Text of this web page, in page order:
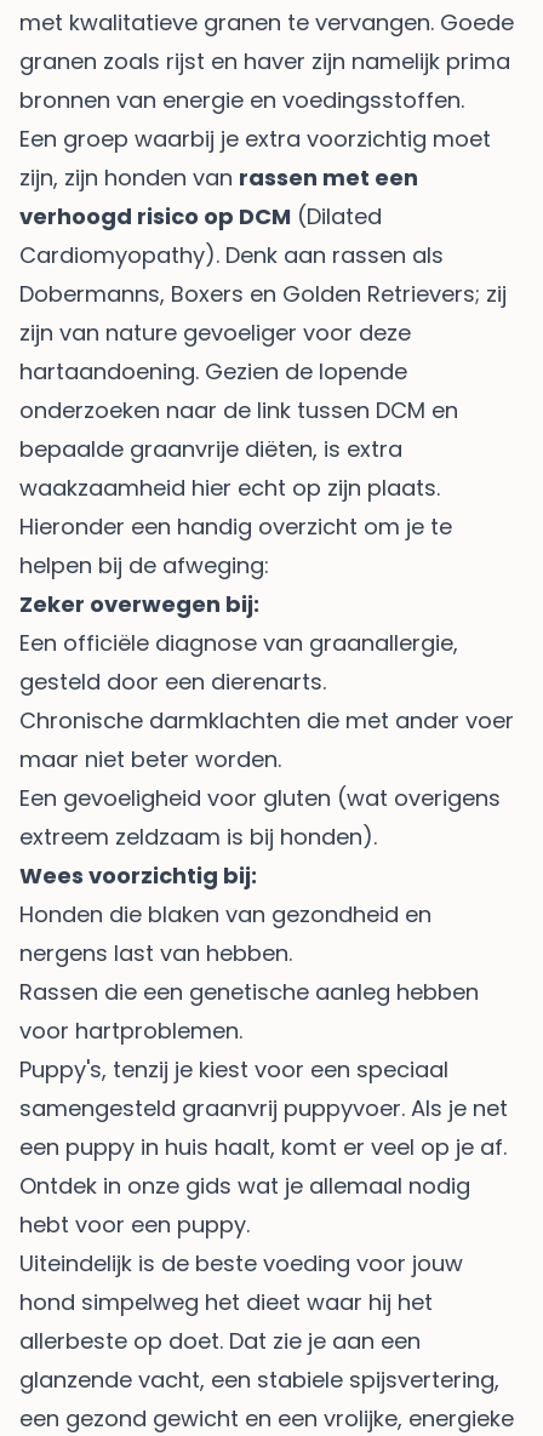
met kwalitatieve granen te vervangen. Goede
granen zoals rijst en haver zijn namelijk prima
bronnen van energie en voedingsstoffen.
Een groep waarbij je extra voorzichtig moet
zijn, zijn honden van rassen met een
verhoogd risico op DCM (Dilated
Cardiomyopathy). Denk aan rassen als
Dobermanns, Boxers en Golden Retrievers; zij
zijn van nature gevoeliger voor deze
hartaandoening. Gezien de lopende
onderzoeken naar de link tussen DCM en
bepaalde graanvrije diëten, is extra
waakzaamheid hier echt op zijn plaats.
Hieronder een handig overzicht om je te
helpen bij de afweging:
Zeker overwegen bij:
Een officiële diagnose van graanallergie,
gesteld door een dierenarts.
Chronische darmklachten die met ander voer
maar niet beter worden.
Een gevoeligheid voor gluten (wat overigens
extreem zeldzaam is bij honden).
Wees voorzichtig bij:
Honden die blaken van gezondheid en
nergens last van hebben.
Rassen die een genetische aanleg hebben
voor hartproblemen.
Puppy's, tenzij je kiest voor een speciaal
samengesteld graanvrij puppyvoer. Als je net
een puppy in huis haalt, komt er veel op je af.
Ontdek in onze gids wat je allemaal nodig
hebt voor een puppy.
Uiteindelijk is de beste voeding voor jouw
hond simpelweg het dieet waar hij het
allerbeste op doet. Dat zie je aan een
glanzende vacht, een stabiele spijsvertering,
een gezond gewicht en een vrolijke, energieke